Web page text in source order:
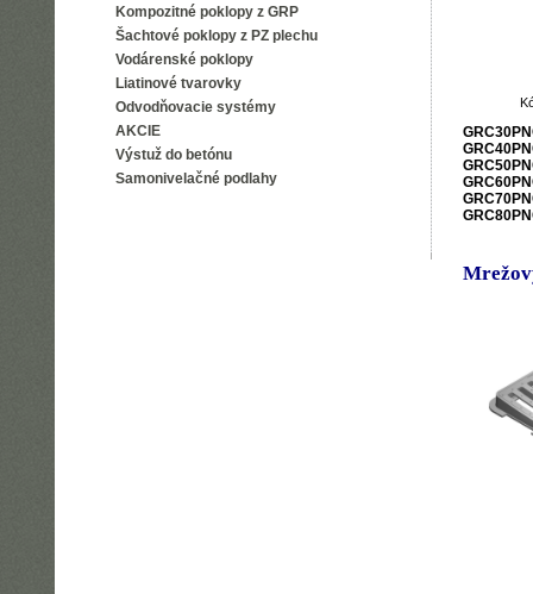
Kompozitné poklopy z GRP
Šachtové poklopy z PZ plechu
Vodárenské poklopy
Liatinové tvarovky
Odvodňovacie systémy
AKCIE
Výstuž do betónu
Samonivelačné podlahy